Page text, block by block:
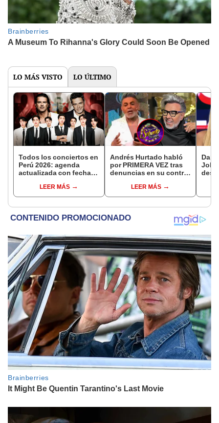
LO MÁS VISTO LO ÚLTIMO
Todos los conciertos en
Perú 2026: agenda
actualizada con fechas,
LEER MÁS
Andrés Hurtado habló
por PRIMERA VEZ tras
denuncias en su contra
decisiónLEER MÁS
creí”